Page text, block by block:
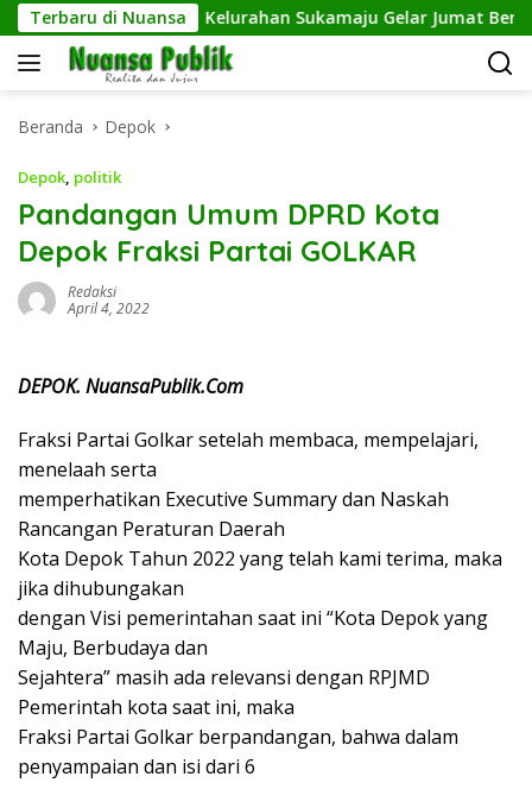
Langsung
ke
konten
Terbaru di NuansaKelurahan Sukamaju Gelar Jumat Bersih di RW
Beranda Depok
Depok, politik
Pandangan Umum DPRD Kota
Depok Fraksi Partai GOLKAR
Redaksi
April 4, 2022
DEPOK. NuansaPublik.Com
Fraksi Partai Golkar setelah membaca, mempelajari,
menelaah serta
memperhatikan Executive Summary dan Naskah
Rancangan Peraturan Daerah
Kota Depok Tahun 2022 yang telah kami terima, maka
jika dihubungakan
dengan Visi pemerintahan saat ini “Kota Depok yang
Maju, Berbudaya dan
Sejahtera” masih ada relevansi dengan RPJMD
Pemerintah kota saat ini, maka
Fraksi Partai Golkar berpandangan, bahwa dalam
penyampaian dan isi dari 6